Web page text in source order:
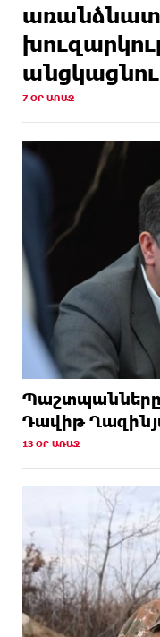
7 ՕՐ ԱՌԱՋ
Պաշտպանները
Դավիթ
13 ՕՐ ԱՌԱՋ